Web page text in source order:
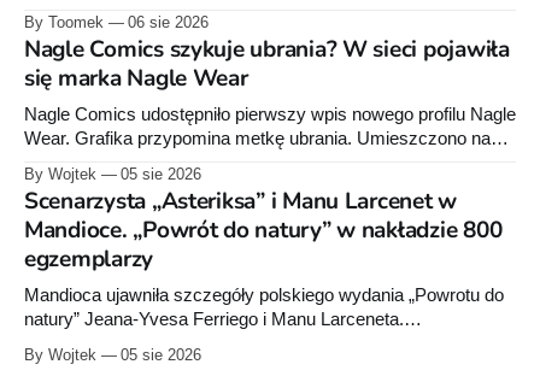
historię w jednej serii książek czy komiksów, Lucasfilm
zdecydował się stworzyć rozbudowany projekt wydawniczy
obejmujący powieści dla dorosłych, młodzieży i młodszych
czytelników, komiksy Marvela i Dark Horse'a, słuchowiska
oraz opowiadania. Wszystkie te elementy wzajemnie się
uzupełniają, tworząc
By Toomek 06 sie 2026
Nagle Comics szykuje ubrania? W sieci pojawiła
się marka Nagle Wear
Nagle Comics udostępniło pierwszy wpis nowego profilu Nagle
Wear. Grafika przypomina metkę ubrania. Umieszczono na
niej informacje „100% cotton”, „Made in Poland” oraz symbole
dotyczące prania. Powstała też osobna domena internetowa
pod nazwą marki.
By Wojtek 05 sie 2026
Scenarzysta „Asteriksa” i Manu Larcenet w
Mandioce. „Powrót do natury” w nakładzie 800
egzemplarzy
Mandioca ujawniła szczegóły polskiego wydania „Powrotu do
natury” Jeana-Yvesa Ferriego i Manu Larceneta.
Sześciotomowa seria trafi do jednego integrala liczącego około
290 stron.
By Wojtek 05 sie 2026